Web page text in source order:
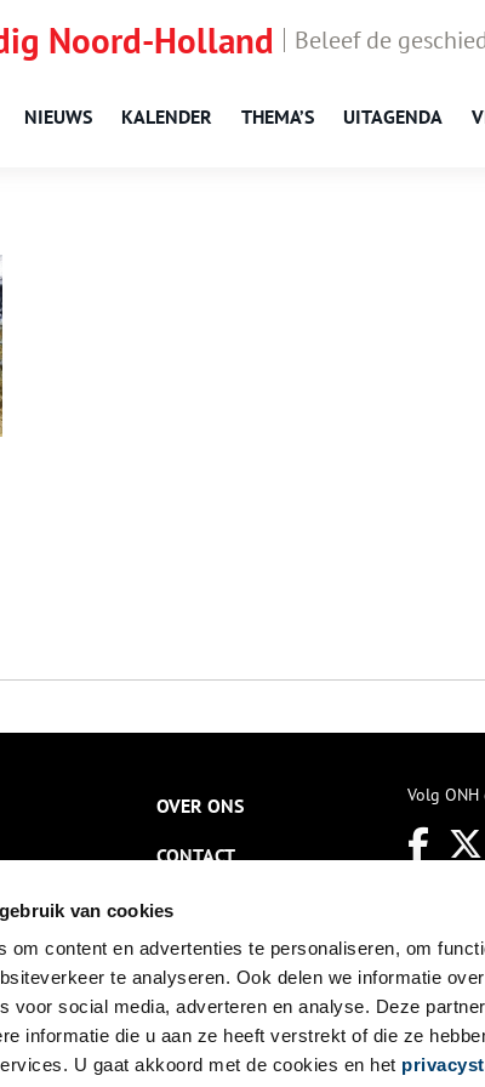
van cookies
om content en advertenties te personaliseren, om
te analyseren. Ook delen we informatie
voor social media, adverteren en analyse. Deze
informatie die u aan ze heeft verstrekt of die ze
U gaat akkoord met de cookies en het
Noord-Holland Beleef de
NIEUWS KALENDER THEMA’S UITAGENDA
OVER ONS
CONTACT
NIEUWSBRIEF
DISCLAIMER
PRIVACY
TOEGANKELIJKHEID
Volg